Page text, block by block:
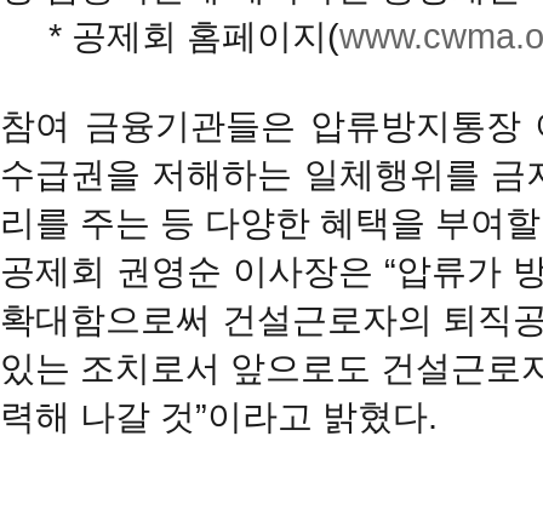
* 공제회 홈페이지(
참여 금융기관들은 압류방지통
수급권을 저해하는 일체행위를
리를 주는 등 다양한 혜택을 부여
공제회 권영순 이사장은 “압류가
확대함으로써 건설근로자의 퇴직
있는 조치로서 앞으로도 건설근로
력해 나갈 것”이라고 밝혔다.